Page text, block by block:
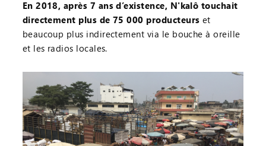
En 2018, après 7 ans d’existence, N'kalô touchait
directement plus de 75 000 producteurs et
beaucoup plus indirectement via le bouche à oreille
et les radios locales.